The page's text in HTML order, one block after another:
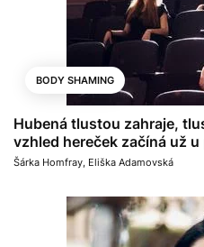
BODY SHAMING
Hubená tlustou zahraje,
vzhled hereček začíná už
Šárka Homfray Eliška Adamovská